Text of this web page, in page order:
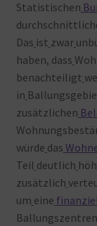
Statistischen
Das ist zwar
haben, dass
benachteiligt
in
zusätzlichen
würde das
Teil deutlich
zusätzlich
um eine
Ballungszentren